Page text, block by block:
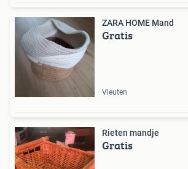
ZARA HOME Mand
Gratis
Vleuten
Rieten mandje
Gratis